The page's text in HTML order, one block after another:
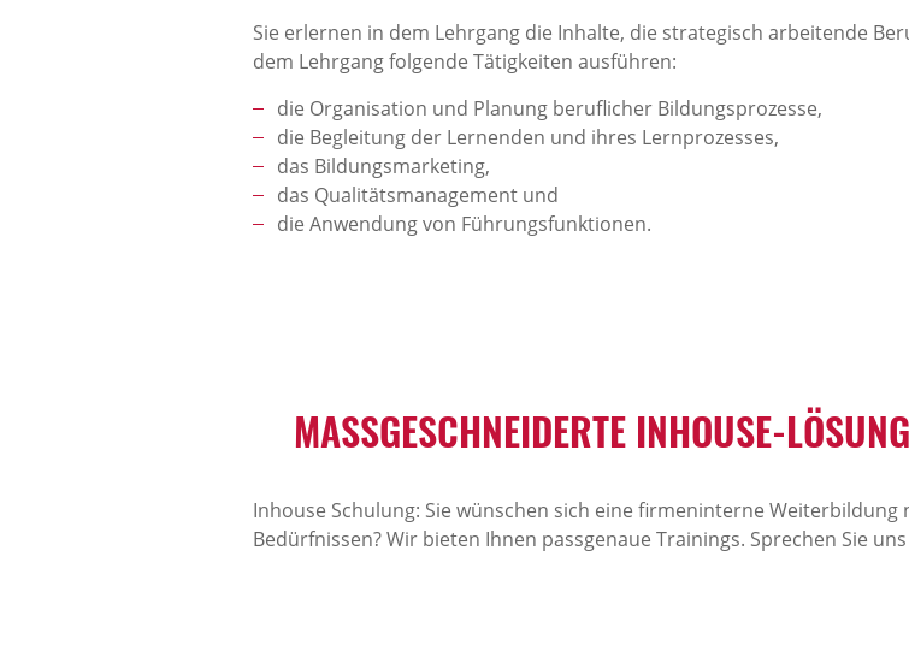
Sie erlernen in dem Lehrgang die Inhalte, die strategisch arbeitende
dem Lehrgang folgende Tätigkeiten ausführen:
die Organisation und Planung beruflicher Bildungsprozesse,
die Begleitung der Lernenden und ihres Lernprozesses,
das Bildungsmarketing,
das Qualitätsmanagement und
die Anwendung von Führungsfunktionen.
MASSGESCHNEIDERTE INHOUSE-
Inhouse Schulung: Sie wünschen sich eine firmeninterne Weiterbildung
Bedürfnissen? Wir bieten Ihnen passgenaue Trainings. Sprechen Sie